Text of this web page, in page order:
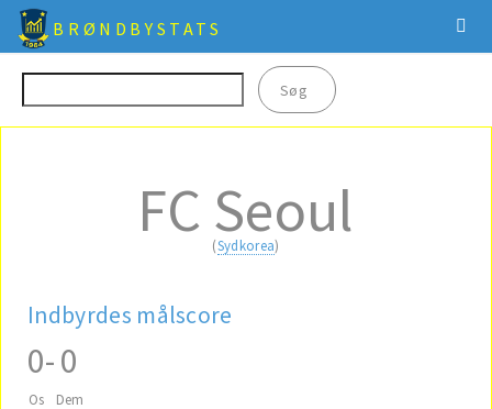
BRØNDBYSTATS
FC Seoul
(Sydkorea)
Indbyrdes målscore
0
Os
-0
Dem